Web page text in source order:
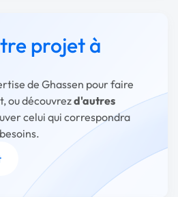
projet à
de Ghassen pour faire
ou découvrezd'autres
celui qui correspondra